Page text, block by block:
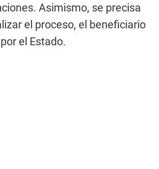
Asimismo, se precisa
el proceso, el beneficiario
el Estado.